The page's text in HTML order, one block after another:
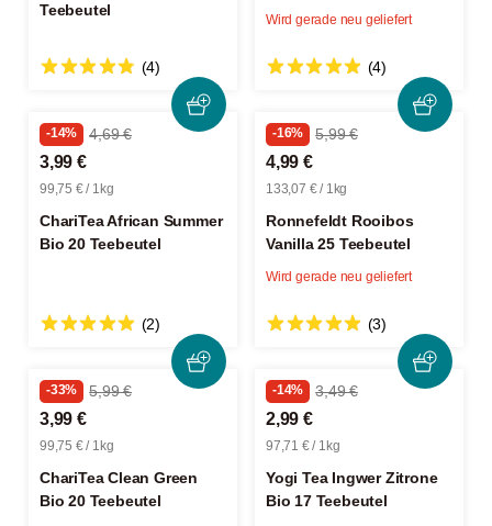
Teebeutel
(4) (4)
Wird gerade neu geliefert
-14% 4,69 €
3,99 €
99,75 € / 1kg
ChariTea African Summer
Bio 20 Teebeutel
(2)
-16% 5,99 €
4,99 €
133,07 € / 1kg
Ronnefeldt Rooibos
Vanilla 25 Teebeutel
(3)
Wird gerade neu geliefert
-33% 5,99 €
3,99 €
99,75 € / 1kg
ChariTea Clean Green
Bio 20 Teebeutel
-14% 3,49 €
2,99 €
97,71 € / 1kg
Yogi Tea Ingwer Zitrone
Bio 17 Teebeutel